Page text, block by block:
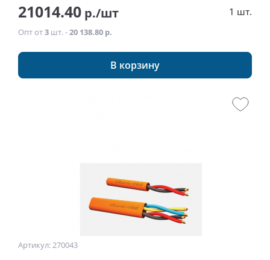
21014.40 р./шт 1 шт.
Опт от3 шт. -20 138.80 р.
В корзину
Артикул: 270043